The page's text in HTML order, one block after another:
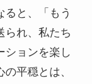
ると、「もう
られ、私たち
ションを楽し
平穏とは、